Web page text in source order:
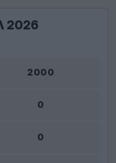
2026
2000
0
0